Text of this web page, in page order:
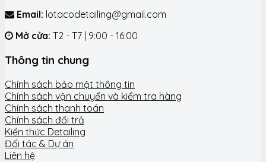
Email: lotacodetailing@gmail.com
Mở cửa: T2 - T7 | 9:00 - 16:00
Thông tin chung
Chính sách bảo mật thông tin
Chính sách vận chuyển và kiểm tra hàng
Chính sách thanh toán
Chính sách đổi trả
Kiến thức Detailing
Đối tác & Dự án
Liên hệ